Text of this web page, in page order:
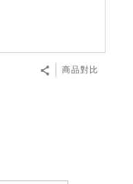
商品對比